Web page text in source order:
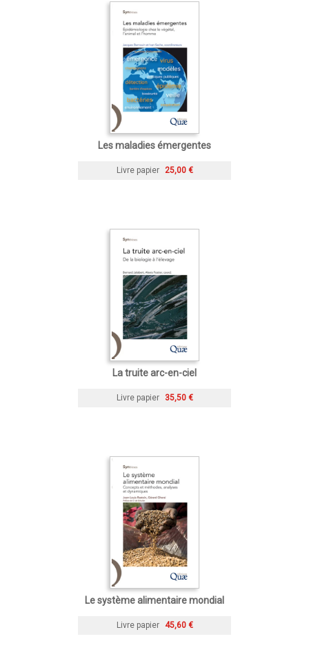
Les maladies émergentes
Livre papier 25,00 €
La truite arc-en-ciel
Livre papier 35,50 €
Le système alimentaire mondial
Livre papier 45,60 €